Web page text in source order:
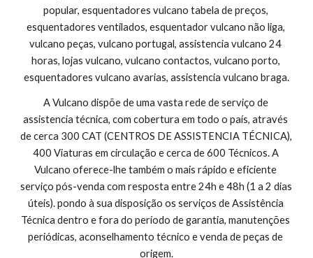
popular, esquentadores vulcano tabela de preços,
esquentadores ventilados, esquentador vulcano não liga,
vulcano peças, vulcano portugal, assistencia vulcano 24
horas, lojas vulcano, vulcano contactos, vulcano porto,
esquentadores vulcano avarias, assistencia vulcano braga.
A Vulcano dispõe de uma vasta rede de serviço de
assistencia técnica, com cobertura em todo o país, através
de cerca 300 CAT (CENTROS DE ASSISTENCIA TÉCNICA),
400 Viaturas em circulação e cerca de 600 Técnicos. A
Vulcano oferece-lhe também o mais rápido e eficiente
serviço pós-venda com resposta entre 24h e 48h (1 a 2 dias
úteis). pondo à sua disposição os serviços de Assistência
Técnica dentro e fora do período de garantia, manutenções
periódicas, aconselhamento técnico e venda de peças de
origem.